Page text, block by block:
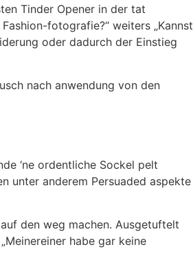
Tinder Opener in der tat
fotografie?“ weiters „Kannst
oder dadurch der Einstieg
nach anwendung von den
‘ne ordentliche Sockel pelt
unter anderem Persuaded aspekte
den weg machen. Ausgetuftelt
habe gar keine